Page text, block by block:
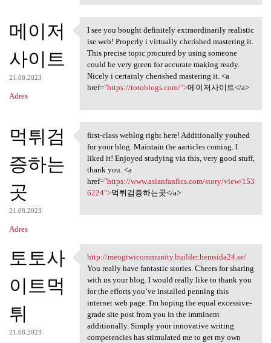
메이저
사이트
21.08.2023
Adres
I see you bought definitely
I see you bought definitely extraordinarily realistic
ise web! Properly i virtually cherished mastering it.
This precise topic procured by using someone
could be very green for accurate making ready.
Nicely i certainly cherished mastering it. <a
href="https://totoblogs.com/">메이저사이트</a>
먹튀검
증하는
곳
21.08.2023
Adres
first-class weblog right here
first-class weblog right here! Additionally youhed
for your blog. Maintain the aarticles coming. I
liked it! Enjoyed studying via this, very good stuff,
thank you. <a
href="https://www.asianfanfics.com/story/view/153
6224">먹튀검증하는곳</a>
토토사
이트먹
튀
21.08.2023
http://meogtwicommunity
http://meogtwicommunity.builder.hemsida24.se/
You really have fantastic stories. Cheers for sharing
with us your blog. I would really like to thank you
for the efforts you’ve installed penning this
internet web page. I'm hoping the equal excessive-
grade site post from you in the imminent
additionally. Simply your innovative writing
competencies has stimulated me to get my own